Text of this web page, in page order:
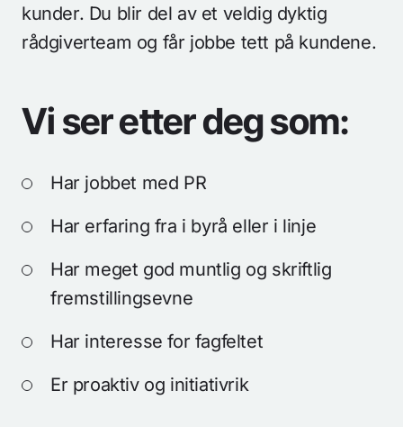
kunder. Du blir del av et veldig dyktig
rådgiverteam og får jobbe tett på kundene.
Vi ser etter deg som:
Har jobbet med PR
Har erfaring fra i byrå eller i linje
Har meget god muntlig og skriftlig
fremstillingsevne
Har interesse for fagfeltet
Er proaktiv og initiativrik
Personvernerklæring
Kundeliste